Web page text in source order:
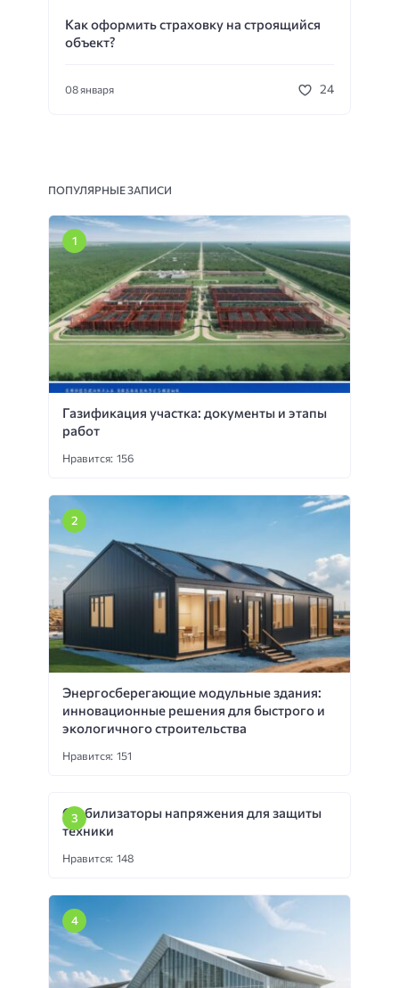
Как оформить страховку на строящийся
объект?
08 января 24
ПОПУЛЯРНЫЕ ЗАПИСИ
Газификация участка: документы и этапы
работ
Нравится: 156
Энергосберегающие модульные здания:
инновационные решения для быстрого и
экологичного строительства
Нравится: 151
Стабилизаторы напряжения для защиты
техники
Нравится: 148